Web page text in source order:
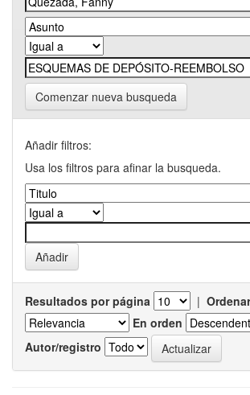
Comenzar nueva busqueda
Añadir filtros:
Usa los filtros para afinar la busqueda.
Resultados por página |
En orden
Autor/registro